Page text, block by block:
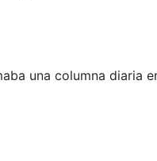
una columna diaria